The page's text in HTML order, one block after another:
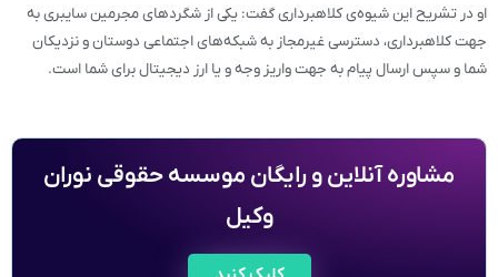
او در تشریح این شیوه‌ی کلاهبرداری گفت: یکی از شگردهای مجرمین سایبری به
جهت کلاهبرداری، دسترسی غیرمجاز به شبکه‌های اجتماعی دوستان و نزدیکان
شما و سپس ارسال پیام به جهت واریز وجه و یا ارز دیجیتال برای شما است.
مشاوره آنلاین و رایگان موسسه حقوقی نوران
وکیل